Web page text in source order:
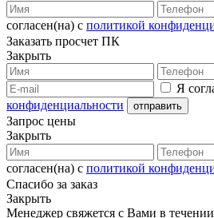
согласен(на) с политикой
Заказать просчет ПК
Закрыть
Я
конфиденциальности
Запрос цены
Закрыть
согласен(на) с политикой
Спасибо за заказ
Закрыть
Менеджер свяжется с Вами в